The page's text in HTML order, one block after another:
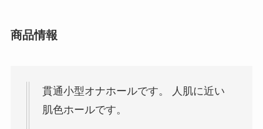
商品情報
貫通小型オナホールです。 人肌に近い
肌色ホールです。